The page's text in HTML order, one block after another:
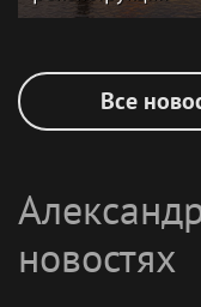
спортивного
Все
новостях